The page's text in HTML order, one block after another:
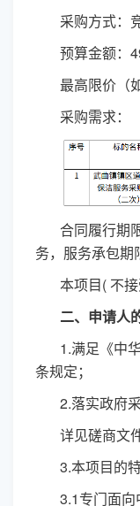
采购方式：
预算金额：
最高限价（
采购需求：
合同履行期
务，服务承包期
本项目( 不
二、申请人
1.满足《中
条规定；
2.落实政府
详见磋商文
3.本项目的
3.1专门面向